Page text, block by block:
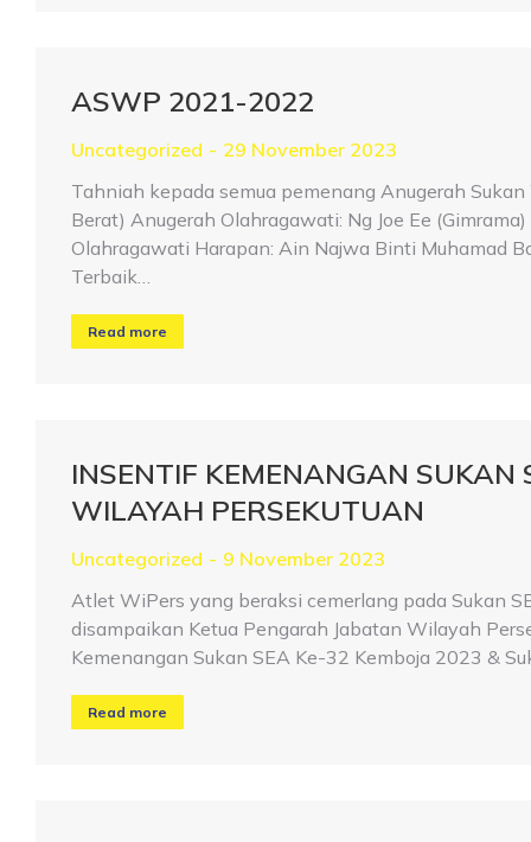
ASWP 2021-2022
Uncategorized
29 November 2023
Tahniah kepada semua pemenang Anugerah
Berat) Anugerah Olahragawati: Ng Joe Ee
Olahragawati Harapan: Ain Najwa Binti Muhamad
Terbaik…
Read more
INSENTIF KEMENANGAN
WILAYAH PERSEKUTUAN
Uncategorized
9 November 2023
Atlet WiPers yang beraksi cemerlang pada Sukan
disampaikan Ketua Pengarah Jabatan Wilayah
Kemenangan Sukan SEA Ke-32 Kemboja 2023 &
Read more